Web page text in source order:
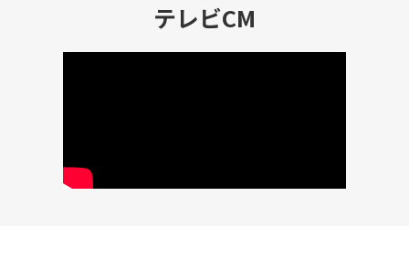
PointClubのウェブサイトやアプリで確認す
ることができます。
ポイント実績について
テレビCM